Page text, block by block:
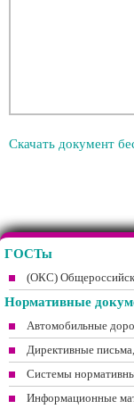
Скачать документ
ГОСТы
(ОКС)
Нормативные
Автомобильные
Директивные
Системы
Информационные